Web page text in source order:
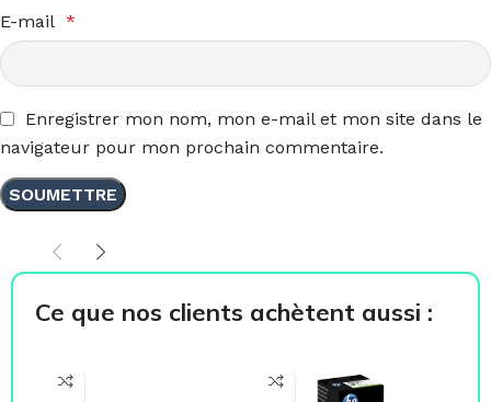
E-mail *
Enregistrer mon nom, mon e-mail et mon site dans le
navigateur pour mon prochain commentaire.
Ce que nos clients achètent aussi :